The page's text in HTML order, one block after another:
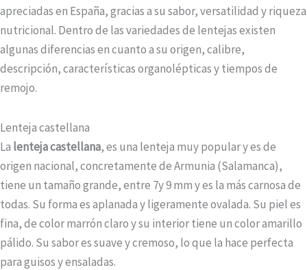
apreciadas en España, gracias a su sabor, versatilidad y riqueza
nutricional. Dentro de las variedades de lentejas existen
algunas diferencias en cuanto a su origen, calibre,
descripción, características organolépticas y tiempos de
remojo.
Lenteja castellana
La lenteja castellana, es una lenteja muy popular y es de
origen nacional, concretamente de Armunia (Salamanca),
tiene un tamaño grande, entre 7y 9 mm y es la más carnosa de
todas. Su forma es aplanada y ligeramente ovalada. Su piel es
fina, de color marrón claro y su interior tiene un color amarillo
pálido. Su sabor es suave y cremoso, lo que la hace perfecta
para guisos y ensaladas.